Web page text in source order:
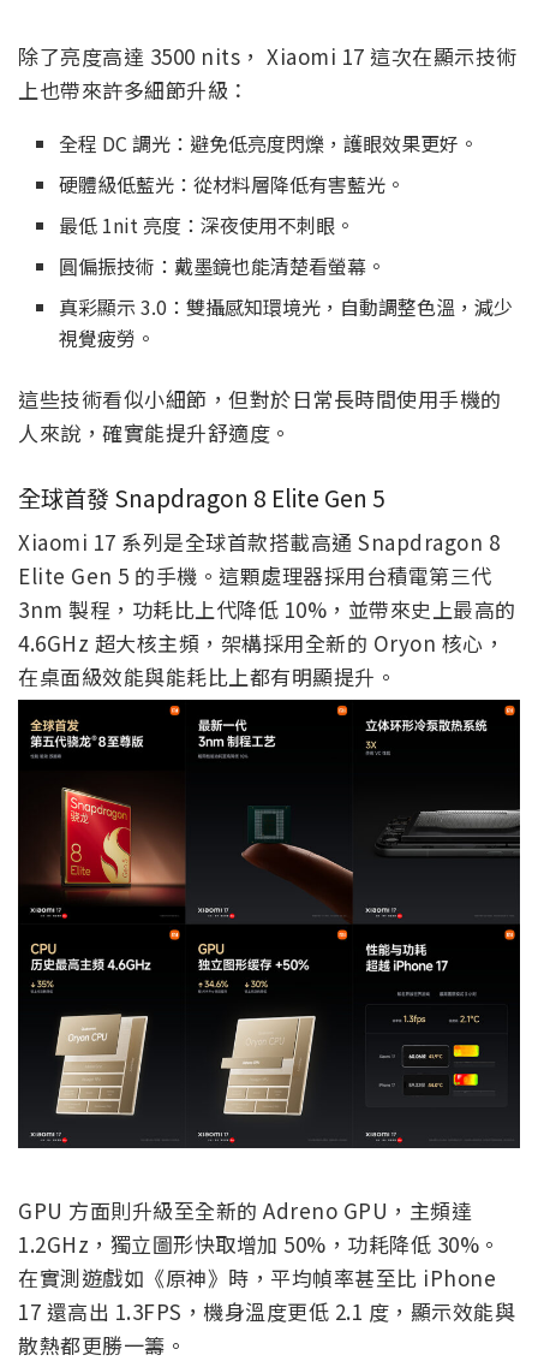
除了亮度高達 3500 nits， Xiaomi 17 這次在顯示技術
上也帶來許多細節升級：
全程 DC 調光：避免低亮度閃爍，護眼效果更好。
硬體級低藍光：從材料層降低有害藍光。
最低 1nit 亮度：深夜使用不刺眼。
圓偏振技術：戴墨鏡也能清楚看螢幕。
真彩顯示 3.0：雙攝感知環境光，自動調整色溫，減少
視覺疲勞。
這些技術看似小細節，但對於日常長時間使用手機的
人來說，確實能提升舒適度。
全球首發 Snapdragon 8 Elite Gen 5
Xiaomi 17 系列是全球首款搭載高通 Snapdragon 8
Elite Gen 5 的手機。這顆處理器採用台積電第三代
3nm 製程，功耗比上代降低 10%，並帶來史上最高的
4.6GHz 超大核主頻，架構採用全新的 Oryon 核心，
在桌面級效能與能耗比上都有明顯提升。
GPU 方面則升級至全新的 Adreno GPU，主頻達
1.2GHz，獨立圖形快取增加 50%，功耗降低 30%。
在實測遊戲如《原神》時，平均幀率甚至比 iPhone
17 還高出 1.3FPS，機身溫度更低 2.1 度，顯示效能與
散熱都更勝一籌。